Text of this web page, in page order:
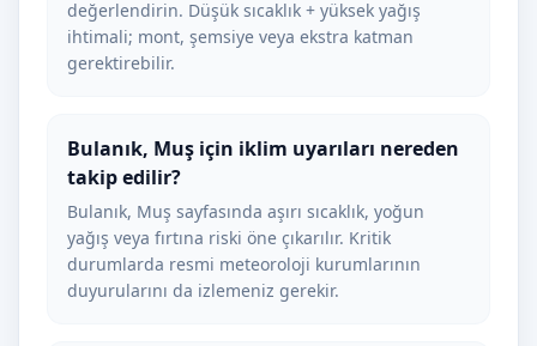
değerlendirin. Düşük sıcaklık + yüksek yağış
ihtimali; mont, şemsiye veya ekstra katman
gerektirebilir.
Bulanık, Muş için iklim uyarıları nereden
takip edilir?
Bulanık, Muş sayfasında aşırı sıcaklık, yoğun
yağış veya fırtına riski öne çıkarılır. Kritik
durumlarda resmi meteoroloji kurumlarının
duyurularını da izlemeniz gerekir.